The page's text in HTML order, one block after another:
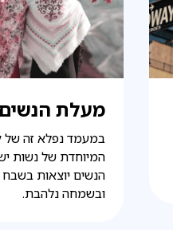
מעלת
במעמד נפלא זה של
המיוחדת של נשות
הנשים יוצאות בשבח
ובשמחה נלהבת.